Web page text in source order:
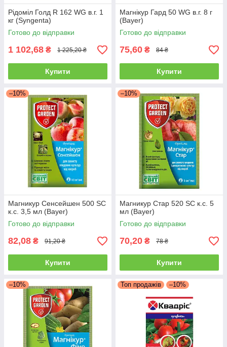
Рідоміл Голд R 162 WG в.г. 1
кг (Syngenta)
Готово до відправки
1 102,68 ₴ 1 225,20 ₴
Купити
Магнікур Гард 50 WG в.г. 8 г
(Bayer)
Готово до відправки
75,60 ₴ 84 ₴
Купити
–10%
Магникур Сенсейшен 500 SC
к.с. 3,5 мл (Bayer)
Готово до відправки
82,08 ₴ 91,20 ₴
Купити
–10%
Магникур Стар 520 SC к.с. 5
мл (Bayer)
Готово до відправки
70,20 ₴ 78 ₴
Купити
–10% Топ продажів –10%